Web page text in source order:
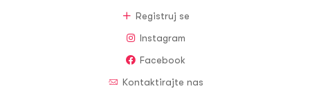
Registruj se
Instagram
Facebook
Kontaktirajte nas